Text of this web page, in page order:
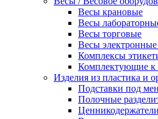
Весы крановые
Весы
Весы торговые
Весы
Комплексы
Комплектующие к
Изделия из пластика и
Подставки под
Полочные
Ценникодержатели